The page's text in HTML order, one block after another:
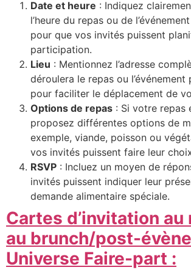
Date et heure : Indiquez
l’heure du repas ou de
pour que vos invités puissent
participation.
Lieu : Mentionnez l’adresse
déroulera le repas ou
pour faciliter le déplacement de
Options de repas : Si votre repas
proposez différentes options de
exemple, viande, poisson ou
vos invités puissent faire leur choix
RSVP : Incluez un moyen de
invités puissent indiquer leur
demande alimentaire spéciale.
Cartes d’invitation au
au brunch/post-
Universe Faire-part :